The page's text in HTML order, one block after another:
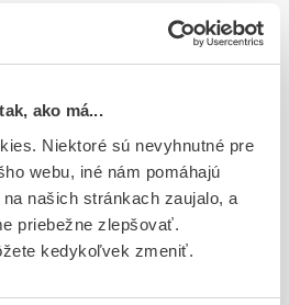
ako má...
Niektoré sú nevyhnutné pre
webu, iné nám pomáhajú
našich stránkach zaujalo, a
priebežne zlepšovať.
kedykoľvek zmeniť.
PVdC//Al - jednotk.bal.)